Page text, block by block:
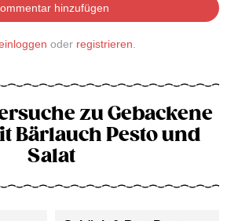
hinzufügen
oder registrieren.
zu Gebackene
Bärlauch Pesto und
Salat